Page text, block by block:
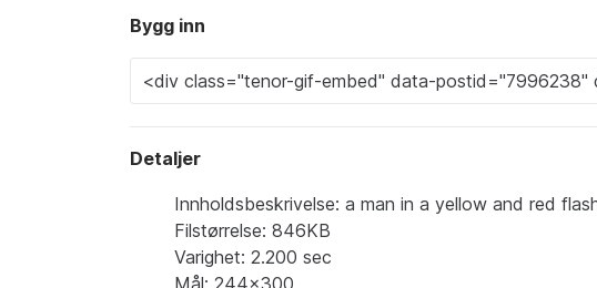
Bygg inn
Detaljer
Innholdsbeskrivelse: a man in a yellow and red
Filstørrelse: 846KB
Varighet: 2.200 sec
Mål: 244x300